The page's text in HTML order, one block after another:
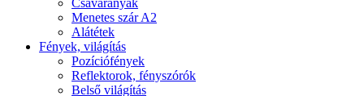
Menetes szár A2
Alátétek
Fények, világítás
Pozíciófények
Reflektorok, fényszórók
Belső világítás